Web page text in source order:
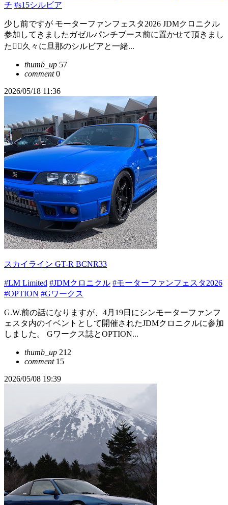
チ #s15シルビア
少し前ですが モーターファンフェスタ2026 JDMクロニクル
参加してきましたガゼルパンチブース前に置かせて頂きまし
た🙇‍♀️久々に旦那のシルビアと一緒...
thumb_up 57
comment0
2026/05/18 11:36
スカイライン GT-R BCNR33
#LM Limited #JDMクロニクル #モーターファンフェスタ2026
#OPTION #Gワークス
G.W.前の話になりますが、4月19日にシンモーターファンフ
ェスタ内のイベントとして開催されたJDMクロニクルに参加
しました。 Gワークス誌とOPTION...
thumb_up 212
comment15
2026/05/08 19:39